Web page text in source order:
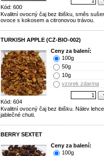
Kód: 600
Kvalitní ovocný čaj bez ibišku, směs
ovoce s kokosem a citronovou trávou.
TURKISH APPLE (CZ-BIO-002)
Kód: 604
Ceny za balení:
100g
50g
10g
vzorek zdarma
Kvalitní ovocný čaj bez ibišku. Nálev
jablečné chuti.
BERRY SEXTET
Ceny za balení:
100g